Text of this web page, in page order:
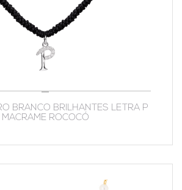
BRANCO BRILHANTES LETRA P
MACRAME ROCOCÓ